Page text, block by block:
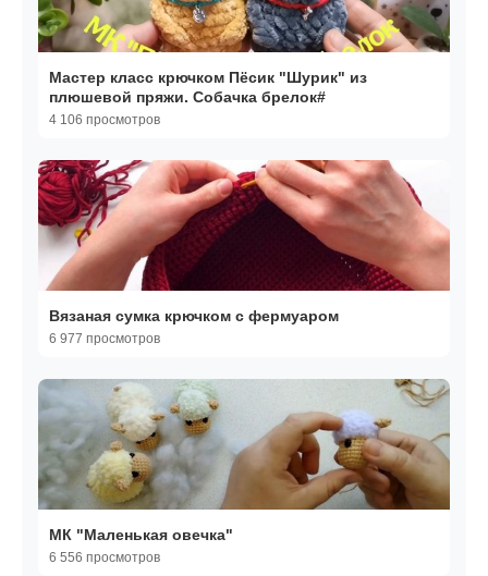
Мастер класс крючком Пёсик "Шурик" из
плюшевой пряжи. Собачка брелок#
4 106 просмотров
Вязаная сумка крючком с фермуаром
6 977 просмотров
МК "Маленькая овечка"
6 556 просмотров